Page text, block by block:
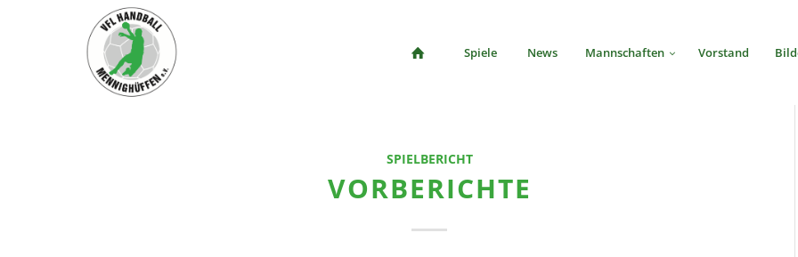
Spiele News Mannschaften Vorstand
SPIELBERICHT
VORBERICHTE